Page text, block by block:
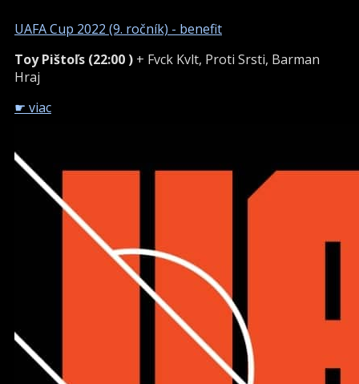
UAFA Cup 2022 (9. ročník) - benefit
Toy Pištoľs (22:00 ) + Fvck Kvlt, Proti Srsti, Barman
Hraj
☛ viac